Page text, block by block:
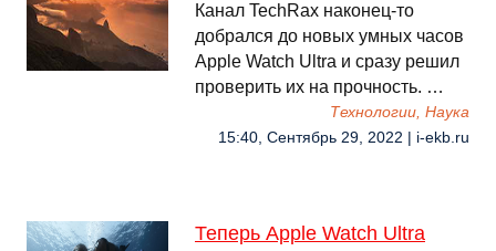
Канал TechRax наконец-то
добрался до новых умных часов
Apple Watch Ultra и сразу решил
проверить их на прочность. …
Технологии, Наука
15:40, Сентябрь 29, 2022 | i-ekb.ru
Теперь Apple Watch Ultra